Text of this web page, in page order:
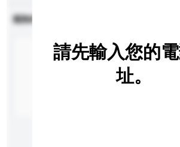
查詢內容
請先輸入您的
址。